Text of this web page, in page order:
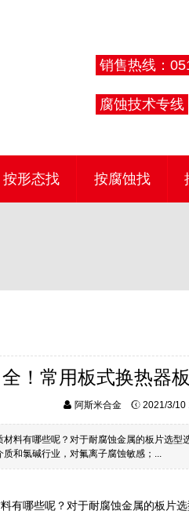
销售热线：
腐蚀技术专线
按形态找 按腐蚀找
全！常用板式换热器
阿斯米合金 2021/3/
料有哪些呢？对于耐腐蚀金属的板片选
质和氯碱行业，对氟离子腐蚀敏感；...
有哪些呢？对于耐腐蚀金属的板片